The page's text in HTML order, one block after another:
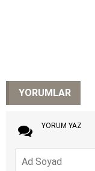
YORUMLAR
YORUM YAZ